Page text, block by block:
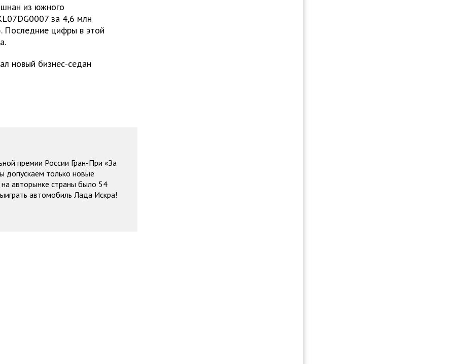
из южного
за 4,6 млн
Последние цифры в этой
новый бизнес-седан
премии России Гран-При «За
допускаем только новые
авторынке страны было 54
автомобиль Лада Искра!